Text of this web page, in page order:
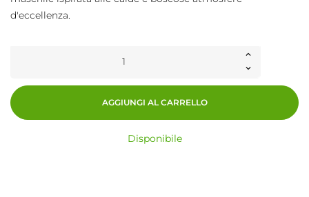
d'eccellenza.
AGGIUNGI AL CARRELLO
Disponibile